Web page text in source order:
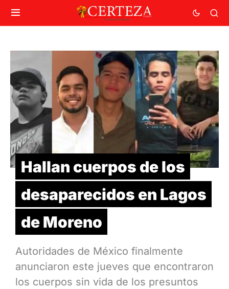
Hallan cuerpos de los
desaparecidos en Lagos
de Moreno
Autoridades de México finalmente
anunciaron este jueves que encontraron
los cuerpos sin vida de los presuntos